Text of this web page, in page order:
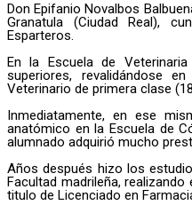
Don Epifanio Novalbos
Granatula (Ciudad Real),
Esparteros.
En la Escuela de
superiores, revalidándose
Veterinario de primera clase
Inmediatamente, en ese
anatómico en la Escuela de
alumnado adquirió mucho
Años después hizo los
Facultad madrileña,
titulo de Licenciado en